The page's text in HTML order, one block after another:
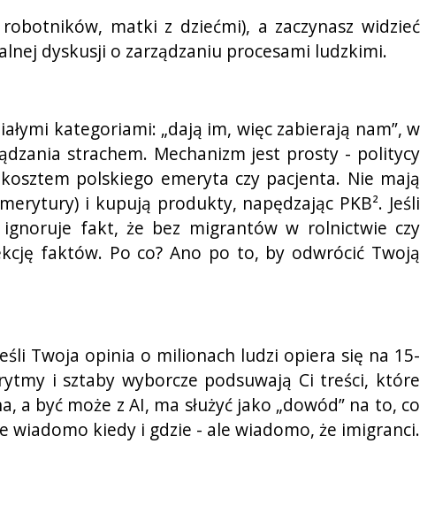
matki z dziećmi), a zaczynasz widzieć
dyskusji o zarządzaniu procesami ludzkimi.
kategoriami: „dają im, więc zabierają nam”, w
strachem. Mechanizm jest prosty - politycy
polskiego emeryta czy pacjenta. Nie mają
i kupują produkty, napędzając PKB². Jeśli
fakt, że bez migrantów w rolnictwie czy
faktów. Po co? Ano po to, by odwrócić Twoją
Twoja opinia o milionach ludzi opiera się na 15-
i sztaby wyborcze podsuwają Ci treści, które
być może z AI, ma służyć jako „dowód” na to, co
wiadomo kiedy i gdzie - ale wiadomo, że imigranci.